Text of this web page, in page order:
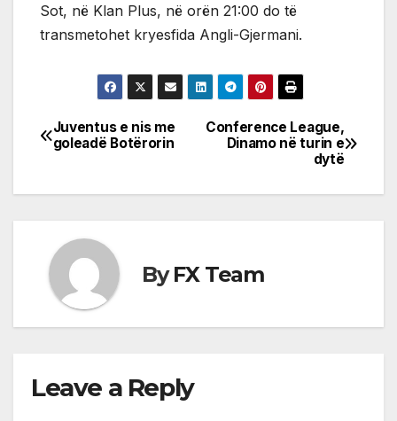
Sot, në Klan Plus, në orën 21:00 do të
transmetohet kryesfida Angli-Gjermani.
Post
Conference League,
Dinamo në turin e
dytë
Juventus e nis me
goleadë Botërorin
ByFX Team
Leave a Reply